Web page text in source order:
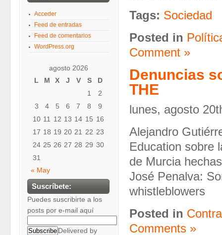
Tags: Sociedad
Posted in
Comment »
Denuncias
THE
lunes, agosto
Alejandro
Education sobre
de Murcia
José Penalva:
whistleblowers
Posted in
Comments »
Acceder
Feed de entradas
Feed de comentarios
WordPress.org
agosto 2026
L
M X J V S
D
1
2
3
4 5 6 7 8
9
10 11 12 13 14 15 16
17 18 19 20 21 22 23
24 25 26 27 28 29 30
31
« May
Suscríbete:
Puedes suscribirte a los
posts por e-mail aquí
Delivered by